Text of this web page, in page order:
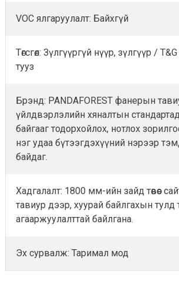
VOC ялгаруулалт: Байхгүй
Төгсгөл: Зүлгүүргүй нүүр, зүлгүүр /
тууз
Брэнд: PANDAFOREST фанерын
үйлдвэрлэлийн хяналтын
байгааг тодорхойлох, нотлох
нэг удаа бүтээгдэхүүний нэрээр
байдаг.
Хадгалалт: 1800 мм-ийн зайд төвөөс
тавиур дээр, хуурай байлгахын тулд
агааржуулалттай байлгана.
Эх сурвалж: Таримал мод